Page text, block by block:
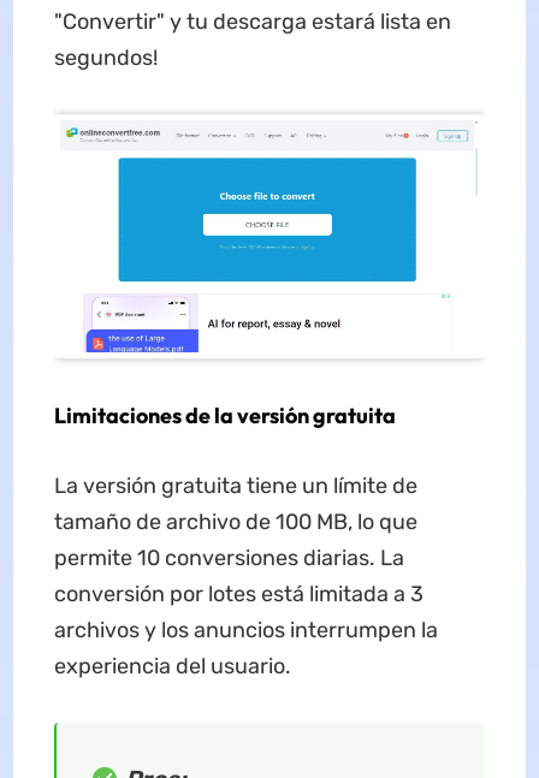
"Convertir" y tu descarga estará lista en
segundos!
Limitaciones de la versión gratuita
La versión gratuita tiene un límite de
tamaño de archivo de 100 MB, lo que
permite 10 conversiones diarias. La
conversión por lotes está limitada a 3
archivos y los anuncios interrumpen la
experiencia del usuario.